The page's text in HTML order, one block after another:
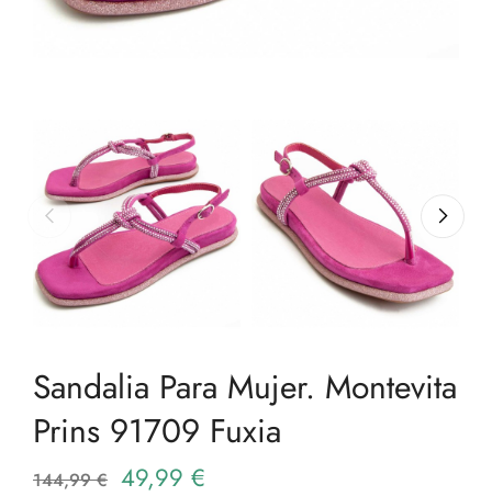
Sandalia Para Mujer. Montevita
Prins 91709 Fuxia
144,99 € 49,99 €